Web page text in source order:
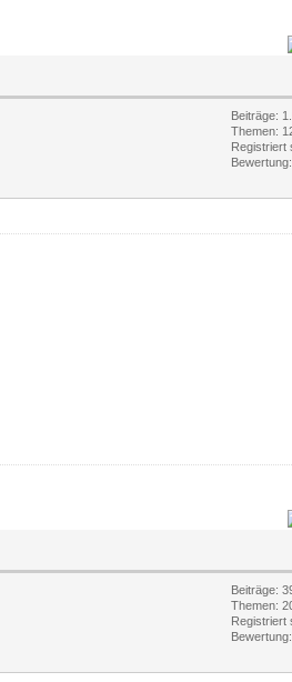
Beiträge:
Themen:
Registriert
Beiträge:
Themen:
Registriert